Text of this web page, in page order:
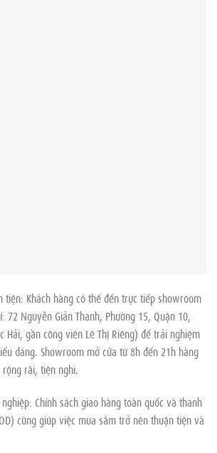
tiện: Khách hàng có thể đến trực tiếp showroom
Nguyễn Giản Thanh, Phường 15, Quận 10,
Hải, gần công viên Lê Thị Riêng) để trải nghiệm
dáng. Showroom mở cửa từ 8h đến 21h hàng
rãi, tiện nghi.
Chính sách giao hàng toàn quốc và thanh
cũng giúp việc mua sắm trở nên thuận tiện và